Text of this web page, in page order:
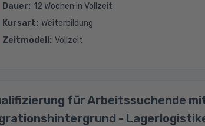
Dauer: 12 Wochen in Vollzeit
Kursart: Weiterbildung
Zeitmodell : Vollzeit
für Arbeitssuchende
-